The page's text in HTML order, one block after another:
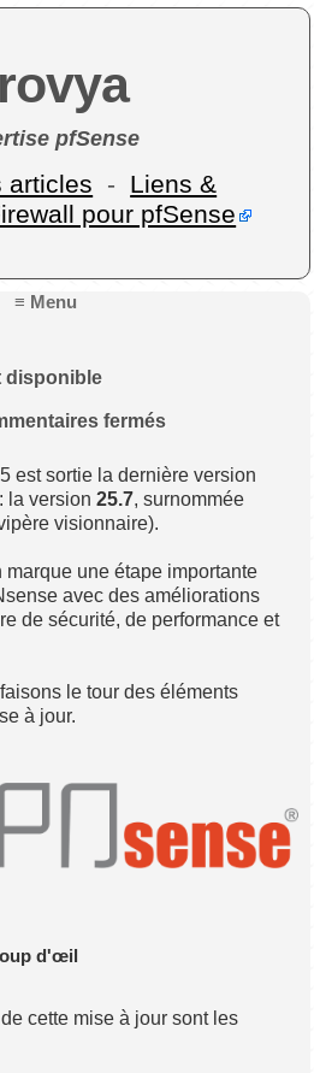
pfSense
articles - Liens &
pour pfSense
≡ Menu
disponible
fermés
est sortie la dernière version
la version25.7, surnommée
visionnaire).
une étape importante
avec des améliorations
de sécurité, de performance et
le tour des éléments
à jour.
d'œil
cette mise à jour sont les